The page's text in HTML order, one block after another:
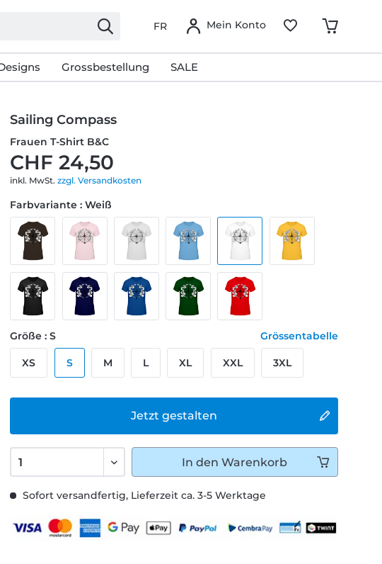
FR Mein Konto
Grossbestellung SALE
Sailing Compass
Frauen T-Shirt B&C
CHF 24,50
inkl. MwSt.zzgl. Versandkosten
Sofort versandfertig, Lieferzeit ca. 3-5 Werktage
Jetzt gestalten
Farbvariante : Weiß
Größe : S Grössentabelle
XS S M L XL XXL 3XL
In den Warenkorb